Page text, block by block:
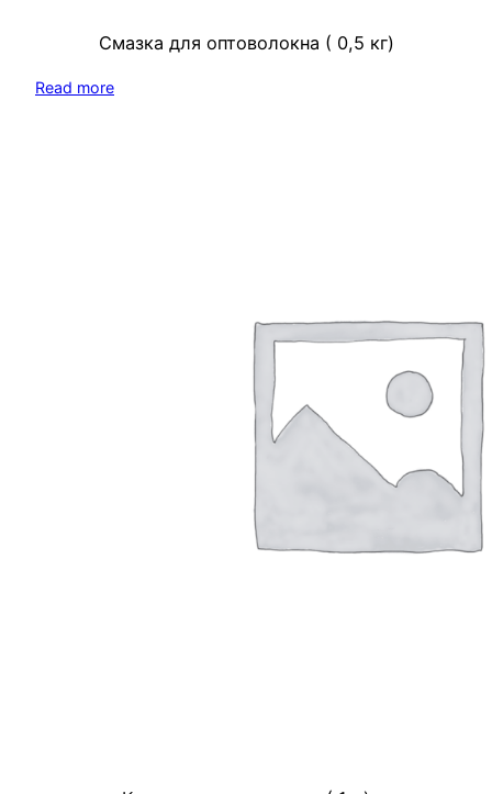
Смазка для оптоволокна ( 0,5 кг)
Read more